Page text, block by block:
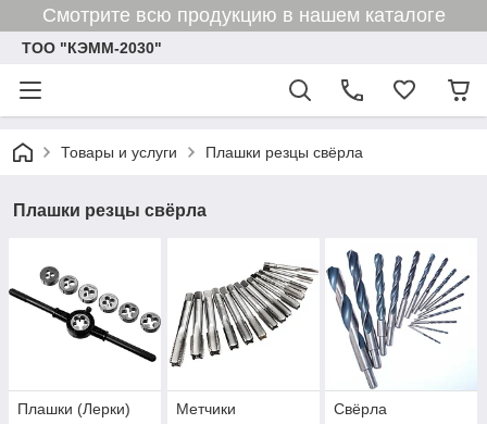
Смотрите всю продукцию в нашем каталоге
ТОО "КЭММ-2030"
Товары и услуги Плашки резцы свёрла
Плашки резцы свёрла
Плашки (Лерки) Метчики Свёрла